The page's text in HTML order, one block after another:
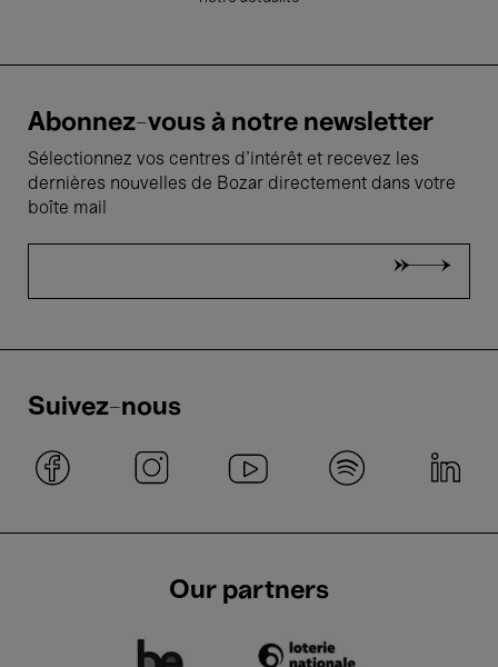
Abonnez-vous à notre newsletter
Sélectionnez vos centres d'intérêt et recevez les
dernières nouvelles de Bozar directement dans votre
boîte mail
Suivez-nous
Our partners